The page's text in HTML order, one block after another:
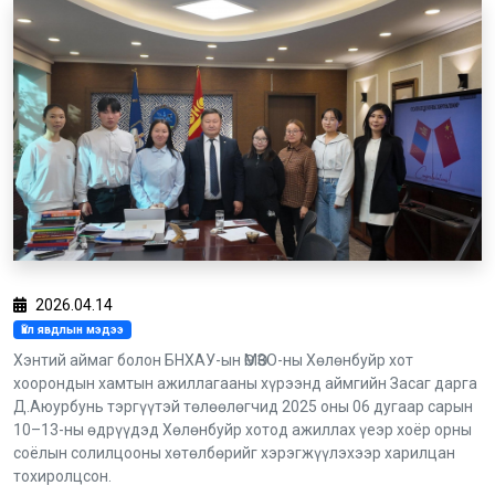
2026.04.14
Үйл явдлын мэдээ
Хэнтий аймаг болон БНХАУ-ын ӨМӨЗО-ны Хөлөнбуйр хот
хоорондын хамтын ажиллагааны хүрээнд аймгийн Засаг дарга
Д.Аюурбунь тэргүүтэй төлөөлөгчид 2025 оны 06 дугаар сарын
10–13-ны өдрүүдэд Хөлөнбуйр хотод ажиллах үеэр хоёр орны
соёлын солилцооны хөтөлбөрийг хэрэгжүүлэхээр харилцан
тохиролцсон.